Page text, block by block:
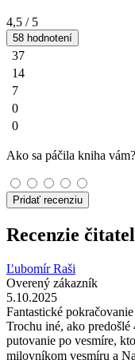
4,5 / 5
58 hodnotení
37
14
7
0
0
Ako sa páčila kniha vám?
Pridať recenziu
Recenzie
Ľubomír Raši
Overený zákazník
5.10.2025
Fantastické pokračovanie
Trochu iné, ako
putovanie po vesmíre,
milovníkom vesmíru a